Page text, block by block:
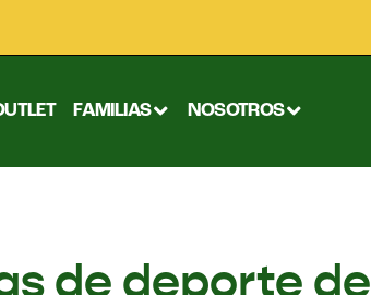
FAMILIAS NOSOTROS
de deporte de